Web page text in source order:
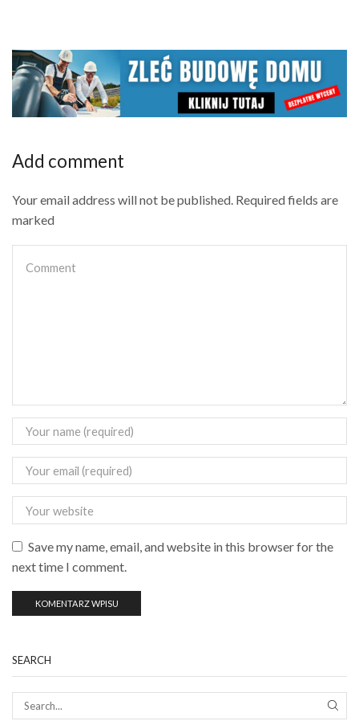
Add comment
Your email address will not be published. Required fields are
marked
Save my name, email, and website in this browser for the
next time I comment.
SEARCH